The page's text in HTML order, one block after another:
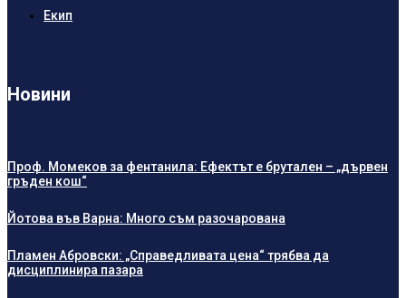
Екип
Новини
Проф. Момеков за фентанила: Ефектът е брутален – „дървен
гръден кош“
Йотова във Варна: Много съм разочарована
Пламен Абровски: „Справедливата цена“ трябва да
дисциплинира пазара